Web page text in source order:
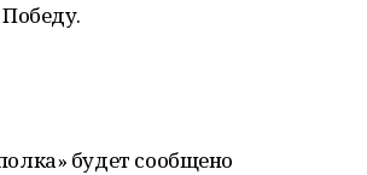
будет сообщено